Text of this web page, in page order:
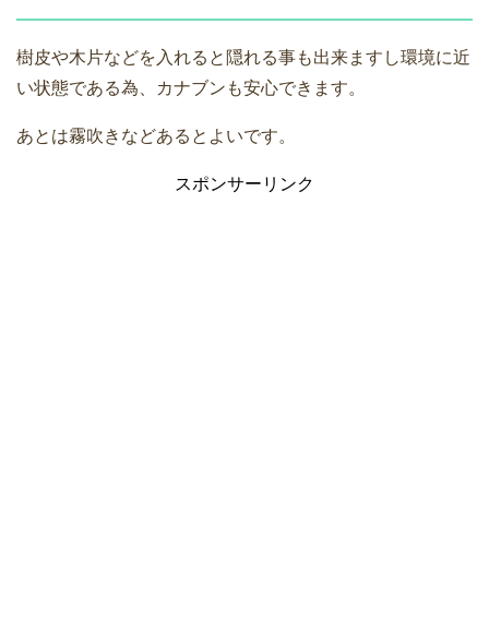
樹皮や木片などを入れると隠れる事も出来ますし環境に近
い状態である為、カナブンも安心できます。
あとは霧吹きなどあるとよいです。
スポンサーリンク